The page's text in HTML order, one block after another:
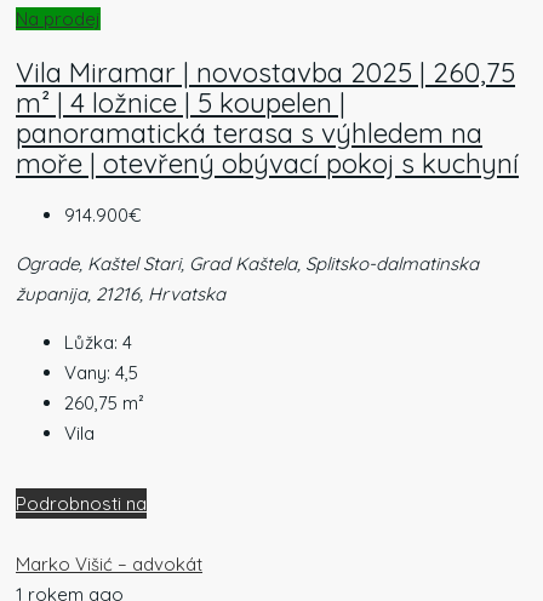
Na prodej
Vila Miramar | novostavba 2025 | 260,75
m² | 4 ložnice | 5 koupelen |
panoramatická terasa s výhledem na
moře | otevřený obývací pokoj s kuchyní
914.900€
Ograde, Kaštel Stari, Grad Kaštela, Splitsko-dalmatinska
županija, 21216, Hrvatska
Lůžka: 4
Vany: 4,5
260,75 m²
Vila
Podrobnosti na
Marko Višić – advokát
1 rokem ago